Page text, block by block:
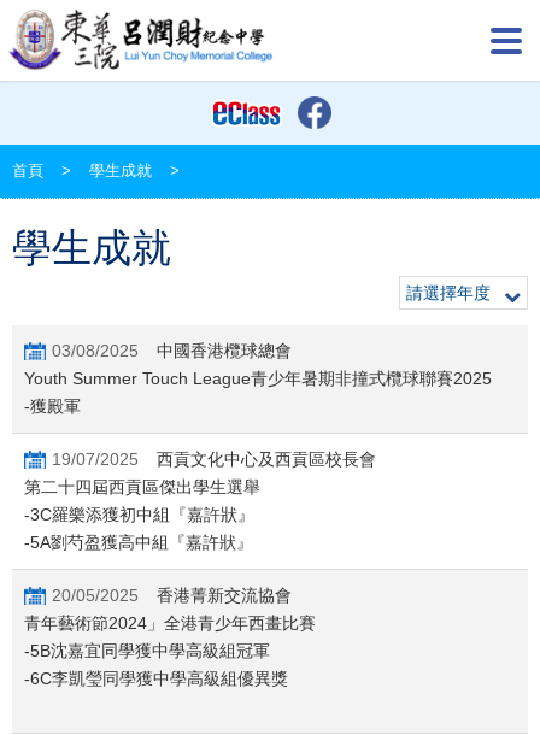
首頁 > 學生成就 >
學生成就
請選擇年度
03/08/2025
中國香港欖球總會
Youth Summer Touch League青少年暑期非撞式欖球聯賽2025
-獲殿軍
19/07/2025
西貢文化中心及西貢區校長會
第二十四屆西貢區傑出學生選舉
-3C羅樂添獲初中組『嘉許狀』
-5A劉芍盈獲高中組『嘉許狀』
20/05/2025
香港菁新交流協會
青年藝術節2024」全港青少年西畫比賽
-5B沈嘉宜同學獲中學高級組冠軍
-6C李凱瑩同學獲中學高級組優異獎